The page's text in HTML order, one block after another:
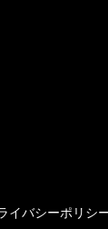
イバシーポリシ